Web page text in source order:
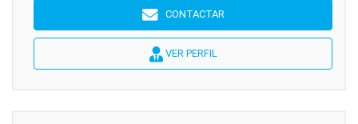
CONTACTAR
VER PERFIL